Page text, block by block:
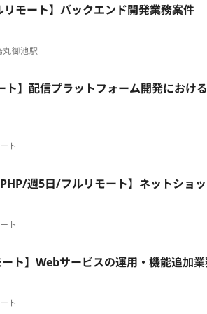
モート】バックエンド開発業務案件
丸御池駅
ト】配信プラットフォーム開発におけ
ト
週5日/フルリモート】ネットショ
ト
ト】Webサービスの運用・機能追加
ト